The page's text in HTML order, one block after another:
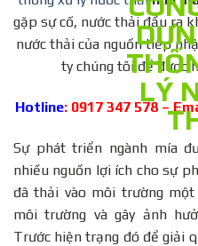
gặp sự cố, nước thải đầu ra
nước thải của nguồn tiếp
ty chúng tôi để được
Hotline: 0917 347 578 –
Sự phát triển ngành mía
nhiều nguồn lợi ích cho sự
đã thải vào môi trường
môi trường và gây ảnh
Trước hiện trạng đó để giải